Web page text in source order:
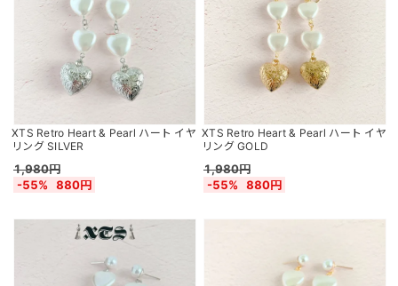
XTS Retro Heart & Pearl ハート イヤ
リング SILVER
1,980円
-55%
880円
XTS Retro Heart & Pearl ハート イヤ
リング GOLD
1,980円
-55%
880円